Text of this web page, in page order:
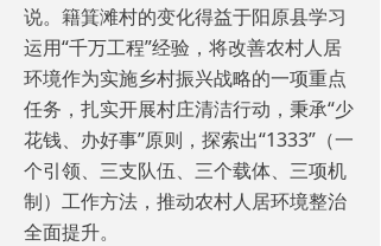
说。籍箕滩村的变化得益于阳原县学习
运用“千万工程”经验，将改善农村人居
环境作为实施乡村振兴战略的一项重点
任务，扎实开展村庄清洁行动，秉承“少
花钱、办好事”原则，探索出“1333”（一
个引领、三支队伍、三个载体、三项机
制）工作方法，推动农村人居环境整治
全面提升。